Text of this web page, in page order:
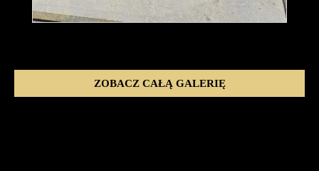
ZOBACZ CAŁĄ GALERIĘ